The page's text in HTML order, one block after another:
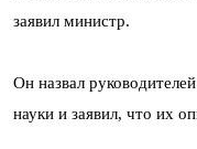
заявил министр.
Он назвал
науки и заявил, что их